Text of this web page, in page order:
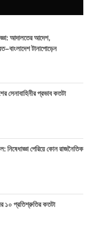
আদালতের আদেশ,
টানাপোড়েন
সেনাবাহিনীর প্রভাব কতটা
নিষেধাজ্ঞা পেরিয়ে কোন রাজনৈতিক
১০ প্রতিশ্রুতির কতটা